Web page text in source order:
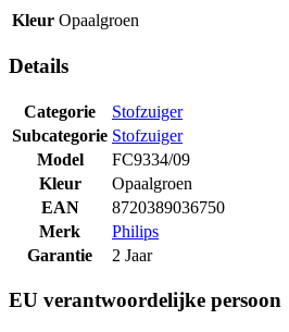
Kleur Opaalgroen
Details
Categorie
Stofzuiger
Subcategorie Stofzuiger
Model
FC9334/09
Kleur
Opaalgroen
EAN
8720389036750
Merk
Philips
Garantie
2 Jaar
EU verantwoordelijke persoon